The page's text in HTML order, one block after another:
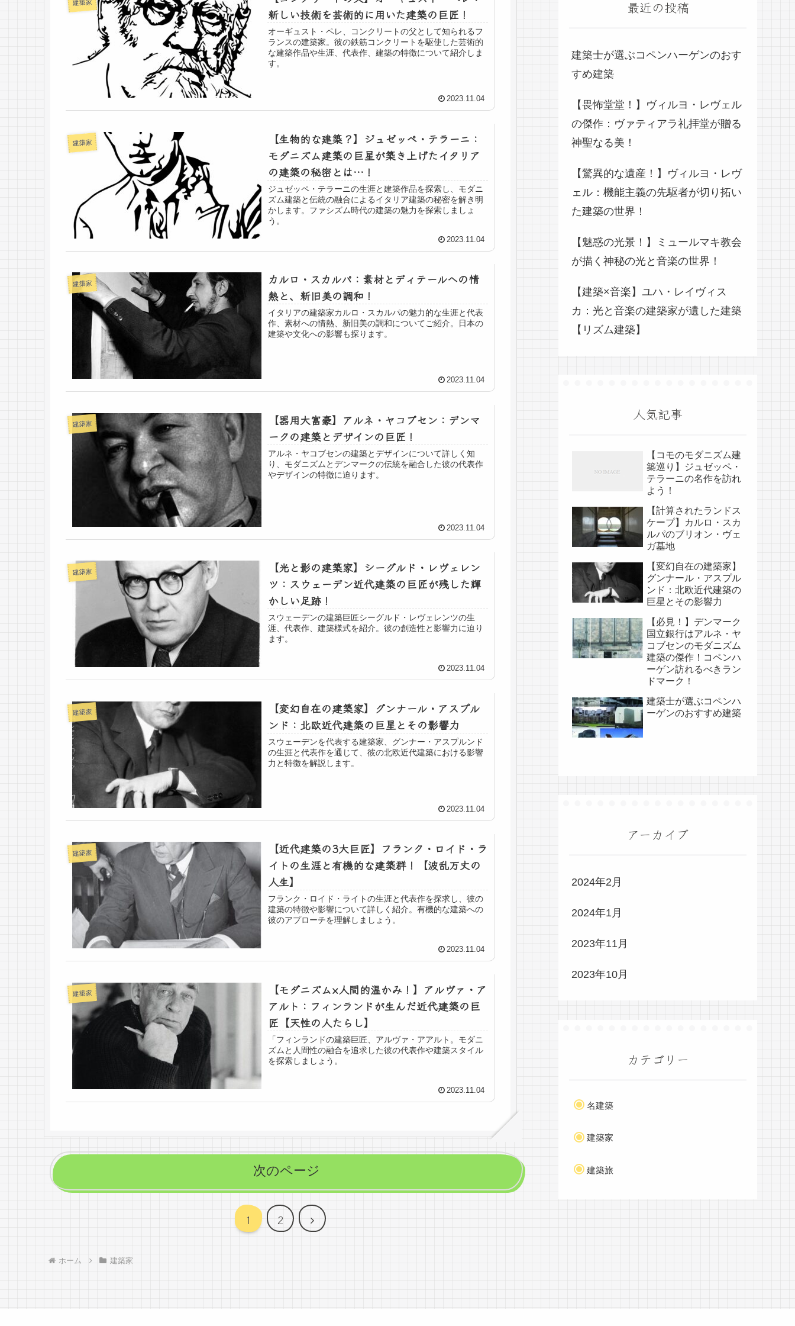
建築家
新しい技術を芸術的に用いた建築の巨匠！
オーギュスト・ペレ、コンクリートの父として知られるフ
ランスの建築家。彼の鉄筋コンクリートを駆使した芸術的
な建築作品や生涯、代表作、建築の特徴について紹介しま
す。
2023.11.04
建築家
【生物的な建築？】ジュゼッペ・テラーニ：
モダニズム建築の巨星が築き上げたイタリア
の建築の秘密とは…！
ジュゼッペ・テラーニの生涯と建築作品を探索し、モダニ
ズム建築と伝統の融合によるイタリア建築の秘密を解き明
かします。ファシズム時代の建築の魅力を探索しましょ
う。
2023.11.04
建築家
カルロ・スカルパ：素材とディテールへの情
熱と、新旧美の調和！
イタリアの建築家カルロ・スカルパの魅力的な生涯と代表
作、素材への情熱、新旧美の調和についてご紹介。日本の
建築や文化への影響も探ります。
2023.11.04
建築家
【器用大富豪】アルネ・ヤコブセン：デンマ
ークの建築とデザインの巨匠！
アルネ・ヤコブセンの建築とデザインについて詳しく知
り、モダニズムとデンマークの伝統を融合した彼の代表作
やデザインの特徴に迫ります。
2023.11.04
建築家
【光と影の建築家】シーグルド・レヴェレン
ツ：スウェーデン近代建築の巨匠が残した輝
かしい足跡！
スウェーデンの建築巨匠シーグルド・レヴェレンツの生
涯、代表作、建築様式を紹介。彼の創造性と影響力に迫り
ます。
2023.11.04
建築家
【変幻自在の建築家】グンナール・アスプル
ンド：北欧近代建築の巨星とその影響力
スウェーデンを代表する建築家、グンナー・アスプルンド
の生涯と代表作を通じて、彼の北欧近代建築における影響
力と特徴を解説します。
2023.11.04
建築家
【近代建築の3大巨匠】フランク・ロイド・ラ
イトの生涯と有機的な建築群！【波乱万丈の
人生】
フランク・ロイド・ライトの生涯と代表作を探求し、彼の
建築の特徴や影響について詳しく紹介。有機的な建築への
彼のアプローチを理解しましょう。
2023.11.04
建築家
【モダニズム×人間的温かみ！】アルヴァ・ア
アルト：フィンランドが生んだ近代建築の巨
匠【天性の人たらし】
「フィンランドの建築巨匠、アルヴァ・アアルト。モダニ
ズムと人間性の融合を追求した彼の代表作や建築スタイル
を探索しましょう。
2023.11.04
次のページ
1 2
次
ホーム 建築家
最近の投稿
建築士が選ぶコペンハーゲンのおす
すめ建築
【畏怖堂堂！】ヴィルヨ・レヴェル
の傑作：ヴァティアラ礼拝堂が贈る
神聖なる美！
【驚異的な遺産！】ヴィルヨ・レヴ
ェル：機能主義の先駆者が切り拓い
た建築の世界！
【魅惑の光景！】ミュールマキ教会
が描く神秘の光と音楽の世界！
【建築×音楽】ユハ・レイヴィス
カ：光と音楽の建築家が遺した建築
【リズム建築】
人気記事
【コモのモダニズム建
築巡り】ジュゼッペ・
テラーニの名作を訪れ
よう！
【計算されたランドス
ケープ】カルロ・スカ
ルパのブリオン・ヴェ
ガ墓地
【変幻自在の建築家】
グンナール・アスプル
ンド：北欧近代建築の
巨星とその影響力
【必見！】デンマーク
国立銀行はアルネ・ヤ
コブセンのモダニズム
建築の傑作！コペンハ
ーゲン訪れるべきラン
ドマーク！
建築士が選ぶコペンハ
ーゲンのおすすめ建築
アーカイブ
2024年2月
2024年1月
2023年11月
2023年10月
カテゴリー
名建築
建築家
建築旅